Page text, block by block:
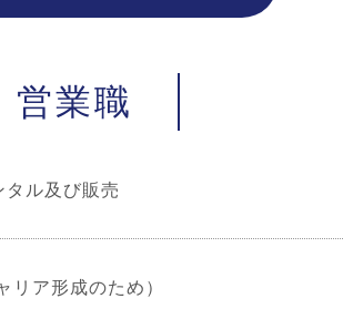
営業職
ル及び販売
リア形成のため）